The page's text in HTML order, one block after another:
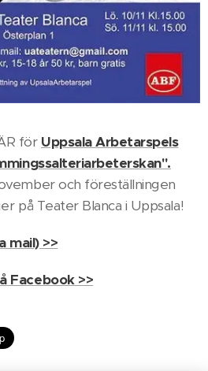
för Uppsala Arbetarspels
och föreställningen
på Teater Blanca i Uppsala!
mail) >>
Facebook >>